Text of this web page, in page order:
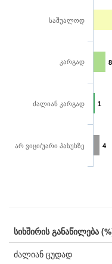
8
1
4
საშუალოდ
კარგად
ძალიან კარგად
არ ვიცი/უარი პასუხზე
სიხშირის განაწილება
ძალიან ცუდად